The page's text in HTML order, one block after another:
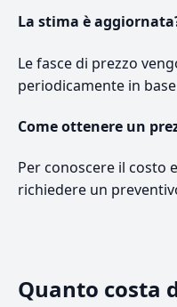
La stima è
Le fasce di prezzo
periodicamente in
Come ottenere un
Per conoscere il costo
richiedere un
Quanto costa